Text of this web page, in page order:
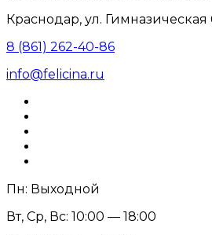
Краснодар, ул. Гимназическая
8 (861) 262-40-86
info@felicina.ru
Пн: Выходной
Вт, Ср, Вс: 10:00 — 18:00